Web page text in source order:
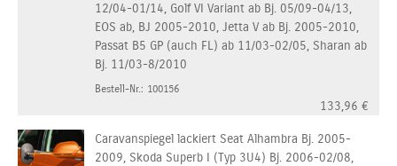
12/04-01/14, Golf VI Variant ab Bj. 05/09-04/13,
EOS ab, BJ 2005-2010, Jetta V ab Bj. 2005-2010,
Passat B5 GP (auch FL) ab 11/03-02/05, Sharan ab
Bj. 11/03-8/2010
Bestell-Nr.: 100156
133,96 €
Caravanspiegel lackiert Seat Alhambra Bj. 2005-
2009, Skoda Superb I (Typ 3U4) Bj. 2006-02/08,